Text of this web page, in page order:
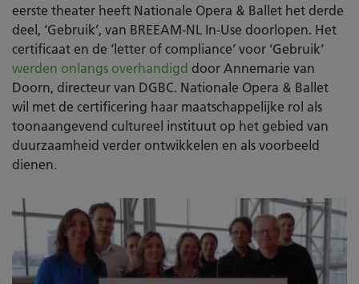
eerste theater heeft Nationale Opera & Ballet het derde
deel, ‘Gebruik’, van BREEAM-NL In-Use doorlopen. Het
certificaat en de ‘letter of compliance’ voor ‘Gebruik’
werden onlangs overhandigd door Annemarie van
Doorn, directeur van DGBC. Nationale Opera & Ballet
wil met de certificering haar maatschappelijke rol als
toonaangevend cultureel instituut op het gebied van
duurzaamheid verder ontwikkelen en als voorbeeld
dienen.